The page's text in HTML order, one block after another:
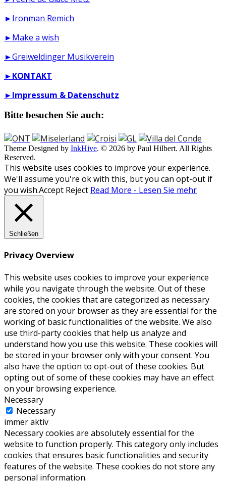
►Ironman Remich
►Make a wish
►Greiweldinger Musikverein
►KONTAKT
►Impressum & Datenschutz
Bitte besuchen Sie auch:
Theme Designed by InkHive. © 2026 by Paul Hilbert. All Rights
Reserved.
This website uses cookies to improve your experience.
We'll assume you're ok with this, but you can opt-out if
you wish.Accept Reject Read More - Lesen Sie mehr
Schließen
Privacy Overview
This website uses cookies to improve your experience
while you navigate through the website. Out of these
cookies, the cookies that are categorized as necessary
are stored on your browser as they are essential for the
working of basic functionalities of the website. We also
use third-party cookies that help us analyze and
understand how you use this website. These cookies will
be stored in your browser only with your consent. You
also have the option to opt-out of these cookies. But
opting out of some of these cookies may have an effect
on your browsing experience.
Necessary
Necessary
immer aktiv
Necessary cookies are absolutely essential for the
website to function properly. This category only includes
cookies that ensures basic functionalities and security
features of the website. These cookies do not store any
personal information.